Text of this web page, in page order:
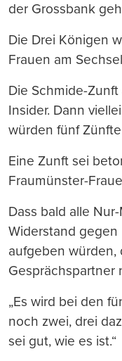
der Grossbank
Die Drei Königen
Frauen am
Die Schmide-
Insider. Dann
würden fünf
Eine Zunft sei
Fraumünster-
Dass bald alle
Widerstand
aufgeben würden,
Gesprächspartner
„Es wird bei den
noch zwei, drei
sei gut, wie es ist.“